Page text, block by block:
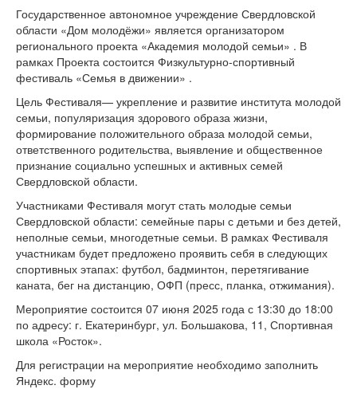
Государственное автономное учреждение Свердловской
области «Дом молодёжи» является организатором
регионального проекта «Академия молодой семьи» . В
рамках Проекта состоится Физкультурно-спортивный
фестиваль «Семья в движении» .
Цель Фестиваля— укрепление и развитие института молодой
семьи, популяризация здорового образа жизни,
формирование положительного образа молодой семьи,
ответственного родительства, выявление и общественное
признание социально успешных и активных семей
Свердловской области.
Участниками Фестиваля могут стать молодые семьи
Свердловской области: семейные пары с детьми и без детей,
неполные семьи, многодетные семьи. В рамках Фестиваля
участникам будет предложено проявить себя в следующих
спортивных этапах: футбол, бадминтон, перетягивание
каната, бег на дистанцию, ОФП (пресс, планка, отжимания).
Мероприятие состоится 07 июня 2025 года с 13:30 до 18:00
по адресу: г. Екатеринбург, ул. Большакова, 11, Спортивная
школа «Росток».
Для регистрации на мероприятие необходимо заполнить
Яндекс. форму